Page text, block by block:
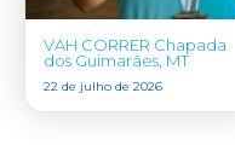
VAH CORRER Chapada
dos Guimarães, MT
22 de julho de 2026